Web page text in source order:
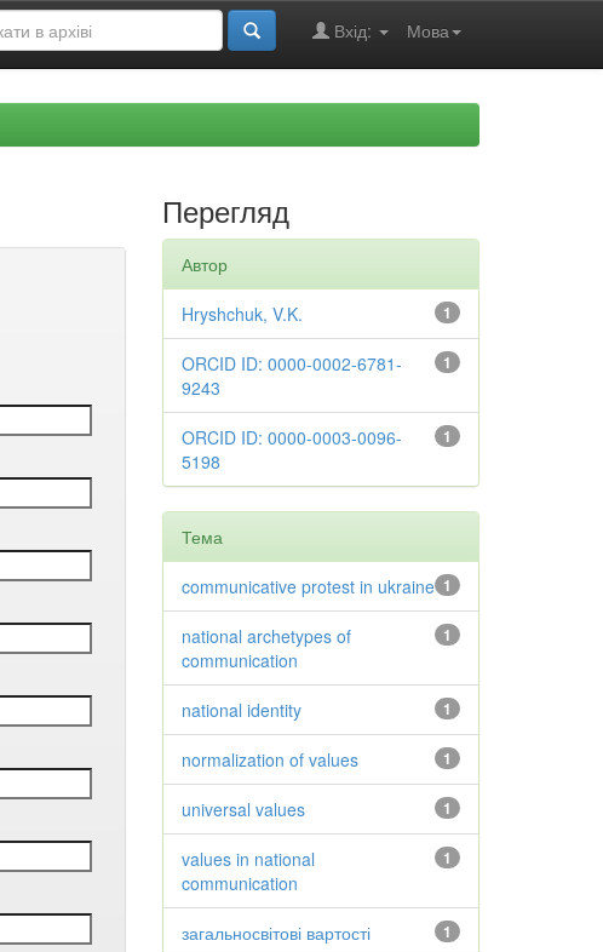
Мова
Вхід:
Перегляд
Автор
1
Hryshchuk, V.K.
1
ORCID ID: 0000-0002-6781-
9243
1
ORCID ID: 0000-0003-0096-
5198
Тема
1
communicative protest in ukraine
1
national archetypes of
communication
1
national identity
1
normalization of values
1
universal values
1
values in national
communication
1
загальносвітові вартості